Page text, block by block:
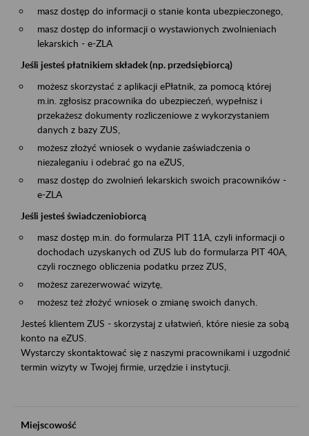
masz dostęp do informacji o stanie konta ubezpieczonego,
masz dostęp do informacji o wystawionych zwolnieniach
lekarskich - e-ZLA
Jeśli jesteś płatnikiem składek (np. przedsiębiorcą)
możesz skorzystać z aplikacji ePłatnik, za pomocą której
m.in. zgłosisz pracownika do ubezpieczeń, wypełnisz i
przekażesz dokumenty rozliczeniowe z wykorzystaniem
danych z bazy ZUS,
możesz złożyć wniosek o wydanie zaświadczenia o
niezaleganiu i odebrać go na eZUS,
masz dostęp do zwolnień lekarskich swoich pracowników -
e-ZLA
Jeśli jesteś świadczeniobiorcą
masz dostęp m.in. do formularza PIT 11A, czyli informacji o
dochodach uzyskanych od ZUS lub do formularza PIT 40A,
czyli rocznego obliczenia podatku przez ZUS,
możesz zarezerwować wizytę,
możesz też złożyć wniosek o zmianę swoich danych.
Jesteś klientem ZUS - skorzystaj z ułatwień, które niesie za sobą
konto na eZUS.
Wystarczy skontaktować się z naszymi pracownikami i uzgodnić
termin wizyty w Twojej firmie, urzędzie i instytucji.
Miejscowość